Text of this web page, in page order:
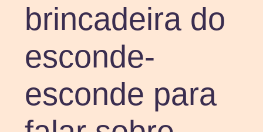
brincadeira do
esconde-
esconde para